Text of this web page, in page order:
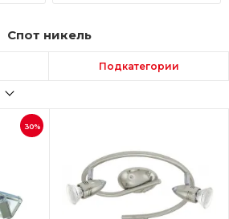
Спот никель
Подкатегории
30%